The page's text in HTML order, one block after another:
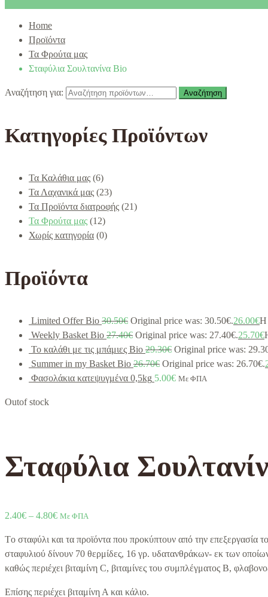
Home
Προϊόντα
Τα Φρούτα μας
Σταφύλια Σουλτανίνα Bio
Αναζήτηση για: Αναζήτηση
Κατηγορίες Προϊόντων
Τα Καλάθια μας (6)
Τα Λαχανικά μας (23)
Τα Προϊόντα διατροφής (21)
Τα Φρούτα μας (12)
Χωρίς κατηγορία (0)
Προϊόντα
Limited Offer Bio 30.50€ Original price was: 30.50€.26.00€Η
Weekly Basket Bio 27.40€ Original price was: 27.40€.25.70€
Το καλάθι με τις μπάμιες Bio 29.30€ Original price was:
Summer in my Basket Bio 26.70€ Original price was: 26.70€.
Φασολάκια κατεψυγμένα 0,5kg 5.00€ Με ΦΠΑ
Outof stock
Σταφύλια
2.40€ – 4.80€ Με ΦΠΑ
Tο σταφύλι και τα προϊόντα που προκύπτουν από την επεξεργασία
σταφυλιού δίνουν 70 θερμίδες, 16 γρ. υδατανθράκων- εκ των
καθώς περιέχει βιταμίνη C, βιταμίνες του συμπλέγματος Β,
Επίσης περιέχει βιταμίνη Α και κάλιο.